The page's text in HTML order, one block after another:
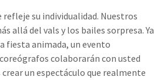
refleje su individualidad. Nuestros
allá del vals y los bailes sorpresa. Ya
fiesta animada, un evento
colaborarán con usted
un espectáculo que realmente